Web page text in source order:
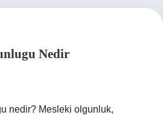
Nedir
nedir? Mesleki olgunluk,